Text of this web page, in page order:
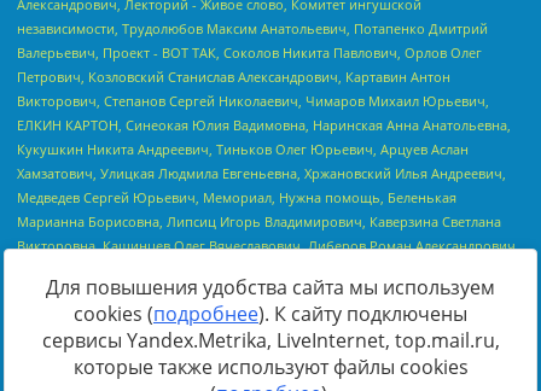
Источник:https://minjust.gov.ru/uploaded/files/reestr-
inostrannyih-agentov-22-03-2024.pdfданные на22.03.2024
Для повышения удобства сайта мы используем
cookies (подробнее). К сайту подключены
сервисы Yandex.Metrika, LiveInternet, top.mail.ru,
которые также используют файлы cookies